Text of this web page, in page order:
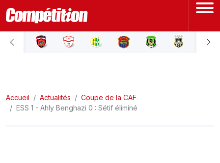
ACCUEIL
LIGUE 2
Accueil Actualités
Coupe de la CAF
ESS 1 - Ahly Benghazi 0 : Sétif éliminé